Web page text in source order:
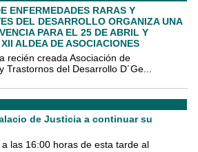
ENFERMEDADES RARAS Y
DEL DESARROLLO ORGANIZA UNA
PARA EL 25 DE ABRIL Y
ALDEA DE ASOCIACIONES
recién creada Asociación de
Trastornos del Desarrollo D´Ge...
de Justicia a continuar su
las 16:00 horas de esta tarde al